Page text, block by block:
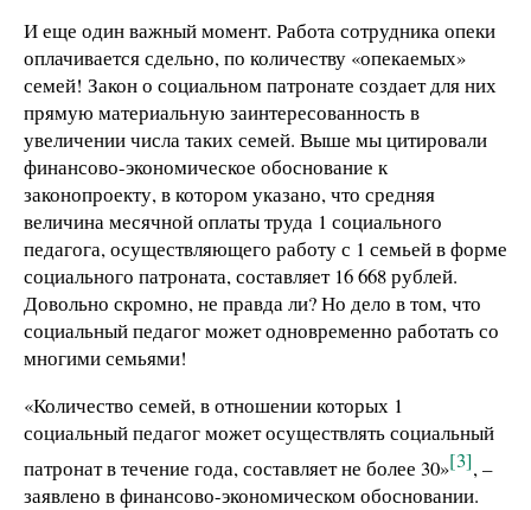
И еще один важный момент. Работа сотрудника опеки
оплачивается сдельно, по количеству «опекаемых»
семей! Закон о социальном патронате создает для них
прямую материальную заинтересованность в
увеличении числа таких семей. Выше мы цитировали
финансово-экономическое обоснование к
законопроекту, в котором указано, что средняя
величина месячной оплаты труда 1 социального
педагога, осуществляющего работу с 1 семьей в форме
социального патроната, составляет 16 668 рублей.
Довольно скромно, не правда ли? Но дело в том, что
социальный педагог может одновременно работать со
многими семьями!
«Количество семей, в отношении которых 1
социальный педагог может осуществлять социальный
патронат в течение года, составляет не более 30»[3], –
заявлено в финансово-экономическом обосновании.